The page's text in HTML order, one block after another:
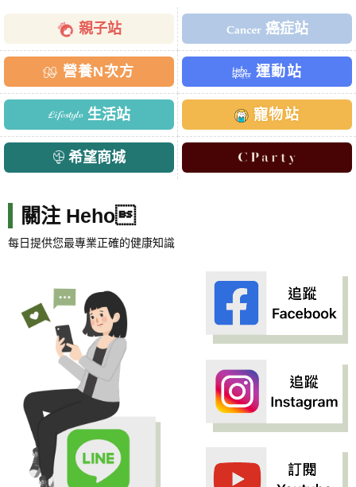
親子站 癌症站
營養N次方 運動站
生活站 寵物站
希望商城
關注 Heho
每日提供您最專業正確的健康知識